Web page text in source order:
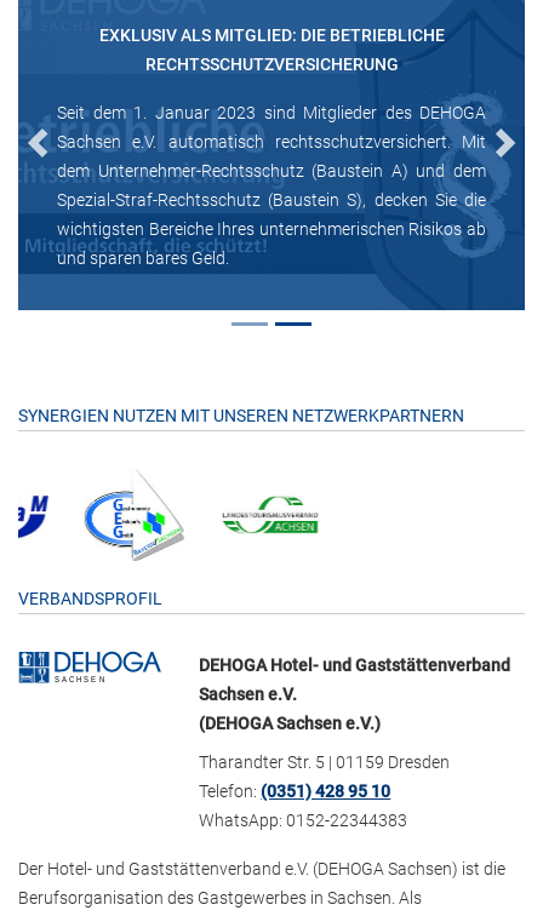
EXKLUSIV ALS MITGLIED: DIE BETRIEBLICHE
RECHTSSCHUTZVERSICHERUNG
Seit dem 1. Januar 2023 sind Mitglieder des DEHOGA
Sachsen e.V. automatisch rechtsschutzversichert. Mit
dem Unternehmer-Rechtsschutz (Baustein A) und dem
Spezial-Straf-Rechtsschutz (Baustein S), decken Sie die
wichtigsten Bereiche Ihres unternehmerischen Risikos ab
und sparen bares Geld.
Previous Next
SYNERGIEN NUTZEN MIT UNSEREN NETZWERKPARTNERN
VERBANDSPROFIL
DEHOGA Hotel- und Gaststättenverband
Sachsen e.V.
(DEHOGA Sachsen e.V.)
Tharandter Str. 5 | 01159 Dresden
Telefon:(0351) 428 95 10
WhatsApp: 0152-22344383
Der Hotel- und Gaststättenverband e.V. (DEHOGA Sachsen) ist die
Berufsorganisation des Gastgewerbes in Sachsen. Als